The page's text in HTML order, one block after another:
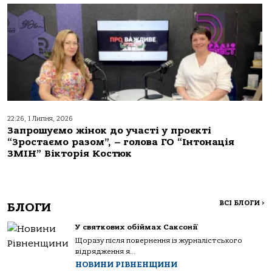
22:26, 1 Липня, 2026
Запрошуємо жінок до участі у проєкті
“Зростаємо разом”, – голова ГО “Інтонація
ЗМІН” Вікторія Костюк
БЛОГИ ВСІ БЛОГИ >
У святкових обіймах Саксонії
Щоразу після повернення із журналістського
відрядження я...
НОВИНИ РІВНЕНЩИНИ